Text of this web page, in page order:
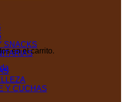
en el carrito.
SNACKS
Y CUCHAS